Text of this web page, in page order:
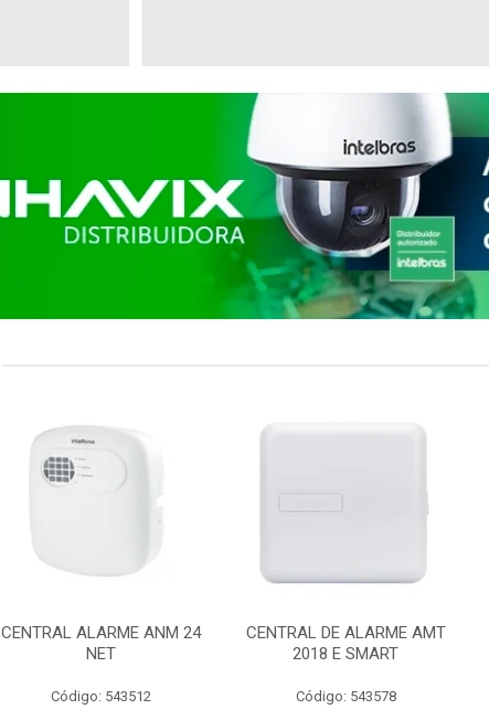
CENTRAL ALARME ANM 24
NET
Código: 543512
CENTRAL DE ALARME AMT
2018 E SMART
Código: 543578